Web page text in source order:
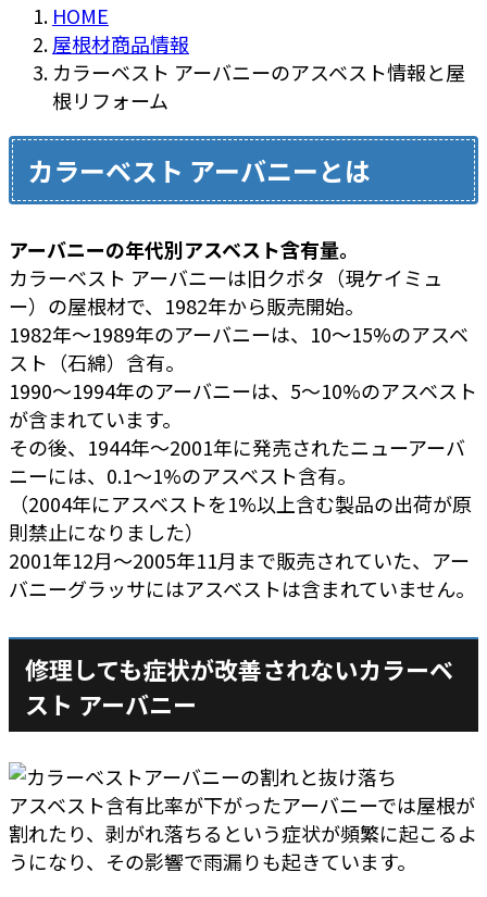
HOME
屋根材商品情報
カラーベスト アーバニーのアスベスト情報と屋
根リフォーム
カラーベスト アーバニーとは
アーバニーの年代別アスベスト含有量。
カラーベスト アーバニーは旧クボタ（現ケイミュ
ー）の屋根材で、1982年から販売開始。
1982年～1989年のアーバニーは、10～15%のアスベ
スト（石綿）含有。
1990～1994年のアーバニーは、5～10%のアスベスト
が含まれています。
その後、1944年～2001年に発売されたニューアーバ
ニーには、0.1～1%のアスベスト含有。
（2004年にアスベストを1%以上含む製品の出荷が原
則禁止になりました）
2001年12月～2005年11月まで販売されていた、アー
バニーグラッサにはアスベストは含まれていません。
修理しても症状が改善されないカラーベ
スト アーバニー
アスベスト含有比率が下がったアーバニーでは屋根が
割れたり、剥がれ落ちるという症状が頻繁に起こるよ
うになり、その影響で雨漏りも起きています。